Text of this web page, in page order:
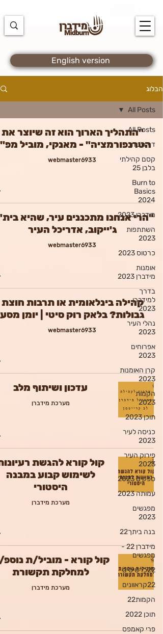
English version
הבלוג
All Posts
דף הבית
קסם קהילתי
בלבן 25
Burn to
Basics
2024
מידברן 2023
השתתפות
2023
כרטוס 2023
אומנות
מידברן 2023
בדרך
למידברן
2023
נהלי העיר
2023
אפרוחים
2023
קרן האומנות
2023
הקמות
2023
תוכן 2023
כניסה לעיר
2023
פירוק העיר
2023
ספקים 2023
עמותה 2023
מפגשים
2023
בנה ביתך22
מידברן 22 -
מפגשים
22כרטיסים
22קראוונים
הקמות22
תוכן 2022
פרי קאמפס
All Posts
"התהליך הארוך הוא זה שיוצר את
הטרנפורמציה" - מאנקי, מוביל
webmaster6933
"הרי אנחנו מתכננים עיר, שהיא
ג'ייקוב, אדריכל העיר
webmaster6933
קהילה בינלאומית או תרבות חוצת
גבולות? בלאק רוק סיטי | יומן מסע
webmaster6933
עדכון ושיתוף מלב
מערכת מידברן
קול קורא להגשת
לשימוש קבוע במבנה
היסטורי
מערכת מידברן
קול קורא - מוביל/ת
למחלקת תקשורת
מערכת מידברן